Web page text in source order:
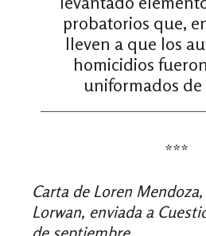
probatorios que,
lleven a que los
homicidios
uniformados de
***
Carta de Loren
Lorwan, enviada a